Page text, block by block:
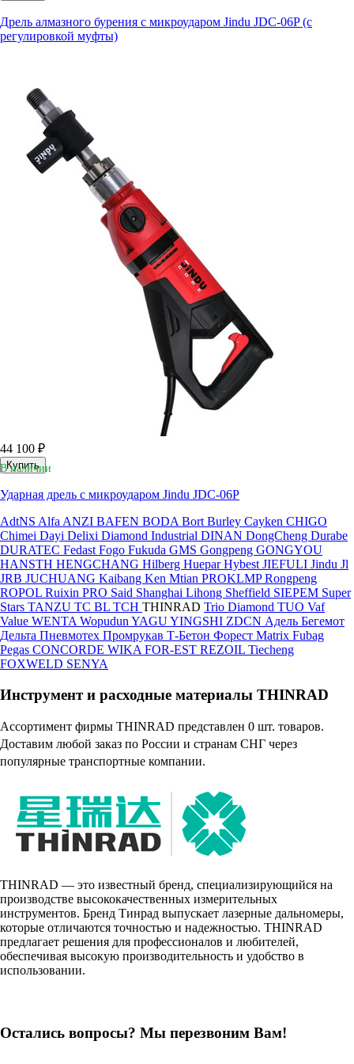
Дрель алмазного бурения с микроударом Jindu JDC-06P (с
регулировкой муфты)
44 100 ₽
Купить
В наличии
Ударная дрель с микроударом Jindu JDC-06P
AdtNS Alfa ANZI BAFEN BODA Bort Burley Cayken CHIGO
Chimei Dayi Delixi Diamond Industrial DINAN DongCheng Durabe
DURATEC Fedast Fogo Fukuda GMS Gongpeng GONGYOU
HANSTH HENGCHANG Hilberg HueparHybest JIEFULI Jindu Jl
JRB JUCHUANG Kaibang Ken Mtian PROKLMPRongpeng
ROPOL Ruixin PRO Said Shanghai Lihong Sheffield SIEPEM Super
Stars TANZU TC BL TCH THINRAD Trio Diamond TUO Vaf
Value WENTA Wopudun YAGUYINGSHI ZDCN Адель Бегемот
Дельта Пневмотех Промрукав Т-Бетон Форест Matrix Fubag
Pegas CONCORDE WIKA FOR-EST REZOIL Tiecheng
FOXWELD SENYA
Инструмент и расходные материалы THINRAD
Ассортимент фирмы THINRAD представлен 0 шт. товаров.
Доставим любой заказ по России и странам СНГ через
популярные транспортные компании.
THINRAD — это известный бренд, специализирующийся на
производстве высококачественных измерительных
инструментов. Бренд Тинрад выпускает лазерные дальномеры,
которые отличаются точностью и надежностью. THINRAD
предлагает решения для профессионалов и любителей,
обеспечивая высокую производительность и удобство в
использовании.
Остались вопросы? Мы перезвоним Вам!